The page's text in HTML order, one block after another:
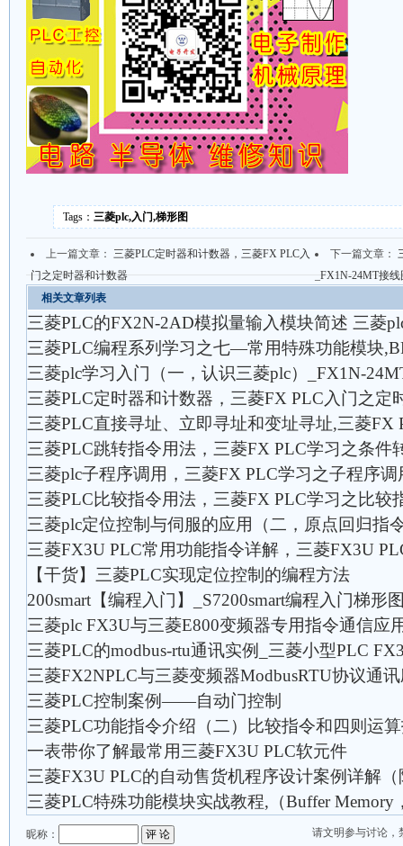
Tags： 三菱plc,入门,梯形图
上一篇文章： 三菱PLC定时器和计数器，三菱FX PLC入
门之定时器和计数器
下一篇文章：
_FX1N-24MT接线
相关文章列表
三菱PLC的FX2N-2AD模拟量输入模块简述 三菱
三菱PLC编程系列学习之七—常用特殊功能模块
三菱plc学习入门（一，认识三菱plc）_FX1N-
三菱PLC定时器和计数器，三菱FX PLC入门之定
三菱PLC直接寻址、立即寻址和变址寻址,三菱FX
三菱PLC跳转指令用法，三菱FX PLC学习之条件
三菱plc子程序调用，三菱FX PLC学习之子程序
三菱PLC比较指令用法，三菱FX PLC学习之比较
三菱plc定位控制与伺服的应用（二，原点回归指
三菱FX3U PLC常用功能指令详解，三菱FX3U
【干货】三菱PLC实现定位控制的编程方法
200smart【编程入门】_S7200smart编程入门梯形
三菱plc FX3U与三菱E800变频器专用指令通信应
三菱PLC的modbus-rtu通讯实例_三菱小型PLC
三菱FX2NPLC与三菱变频器ModbusRTU协议通
三菱PLC控制案例——自动门控制
三菱PLC功能指令介绍（二）比较指令和四则运
一表带你了解最常用三菱FX3U PLC软元件
三菱FX3U PLC的自动售货机程序设计案例详解
三菱PLC特殊功能模块实战教程,（Buffer
请文明参与讨论，
昵称：